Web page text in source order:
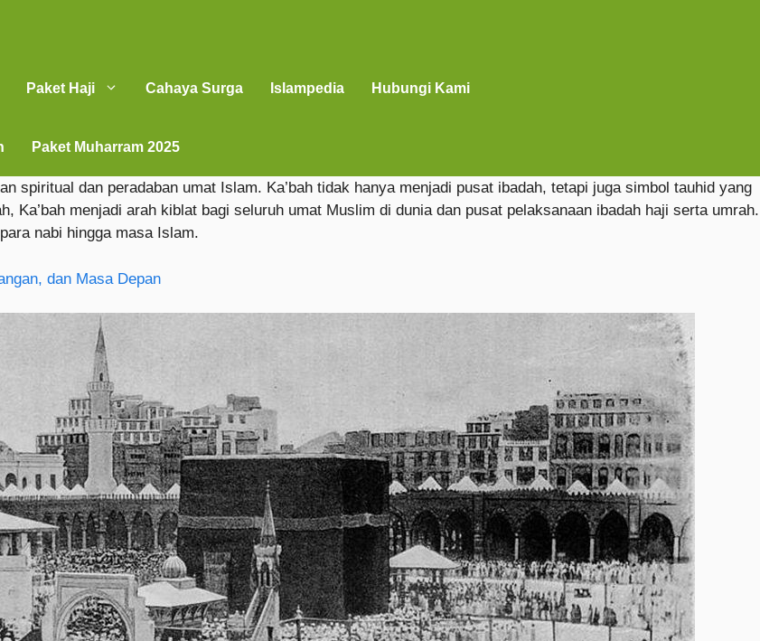
Paket Haji Cahaya Surga Islampedia Hubungi Kami
Paket Muharram 2025
spiritual dan peradaban umat Islam. Ka’bah tidak hanya menjadi pusat ibadah, tetapi juga simbol tauhid yang
Ka’bah menjadi arah kiblat bagi seluruh umat Muslim di dunia dan pusat pelaksanaan ibadah haji serta umrah.
nabi hingga masa Islam.
dan Masa Depan